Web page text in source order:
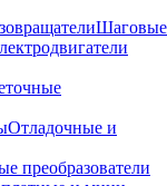
Шаговые
Отладочные и
преобразователи